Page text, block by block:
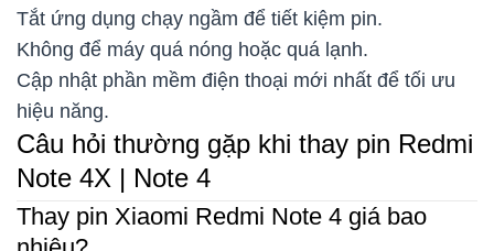
Tắt ứng dụng chạy ngầm để tiết kiệm pin.
Không để máy quá nóng hoặc quá lạnh.
Cập nhật phần mềm điện thoại mới nhất để tối ưu
hiệu năng.
Câu hỏi thường gặp khi thay pin Redmi
Note 4X | Note 4
Thay pin Xiaomi Redmi Note 4 giá bao